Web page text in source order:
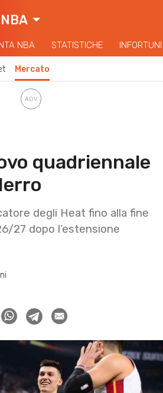
NBA
NBA STATISTICHE INFORTUNI
Mercato
quadriennale
degli Heat fino alla fine
27 dopo l’estensione